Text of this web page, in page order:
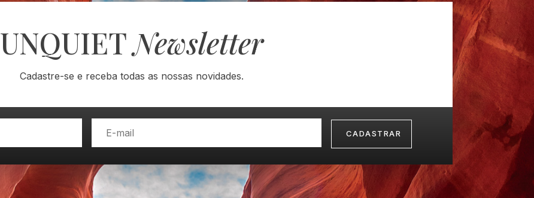
UNQUIETNewsletter
Cadastre-se e receba todas as nossas novidades.